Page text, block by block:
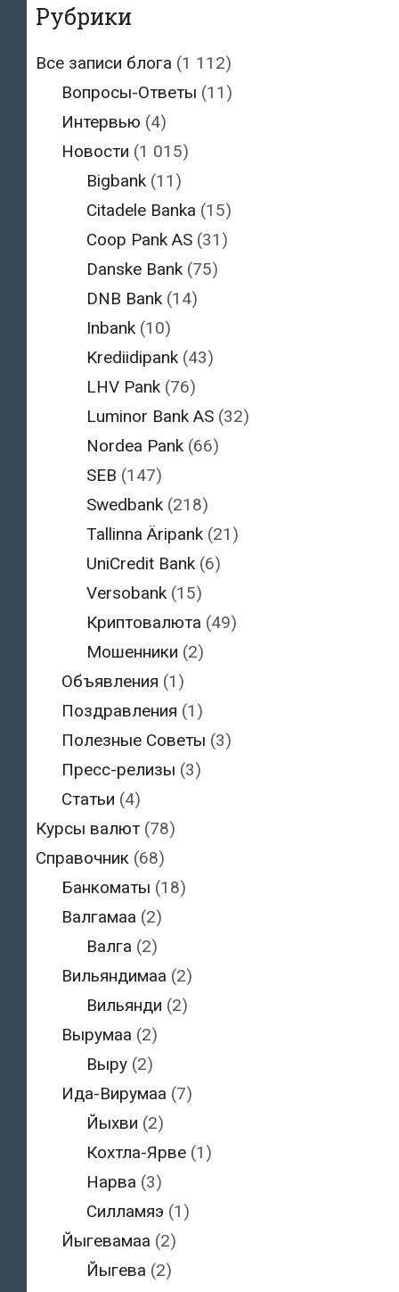
Рубрики
Все записи блога (1 112)
Вопросы-Ответы (11)
Интервью (4)
Новости (1 015)
Bigbank (11)
Citadele Banka (15)
Coop Pank AS (31)
Danske Bank (75)
DNB Bank (14)
Inbank (10)
Krediidipank (43)
LHV Pank (76)
Luminor Bank AS (32)
Nordea Pank (66)
SEB (147)
Swedbank (218)
Tallinna Äripank (21)
UniCredit Bank (6)
Versobank (15)
Криптовалюта (49)
Мошенники (2)
Объявления (1)
Поздравления (1)
Полезные Советы (3)
Пресс-релизы (3)
Статьи (4)
Курсы валют (78)
Справочник (68)
Банкоматы (18)
Валгамаа (2)
Валга (2)
Вильяндимаа (2)
Вильянди (2)
Вырумаа (2)
Выру (2)
Ида-Вирумаа (7)
Йыхви (2)
Кохтла-Ярве (1)
Нарва (3)
Силламяэ (1)
Йыгевамаа (2)
Йыгева (2)